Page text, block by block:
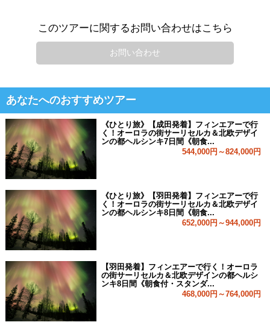
このツアーに関するお問い合わせはこちら
お問い合わせ
あなたへのおすすめツアー
《ひとり旅》【成田発着】フィンエアーで行
く！オーロラの街サーリセルカ＆北欧デザイ
ンの都ヘルシンキ7日間《朝食...
544,000円～824,000円
《ひとり旅》【羽田発着】フィンエアーで行
く！オーロラの街サーリセルカ＆北欧デザイ
ンの都ヘルシンキ8日間《朝食...
652,000円～944,000円
【羽田発着】フィンエアーで行く！オーロラ
の街サーリセルカ＆北欧デザインの都ヘルシ
ンキ8日間《朝食付・スタンダ...
468,000円～764,000円